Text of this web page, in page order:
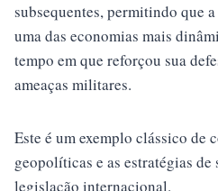
subsequentes, permitindo que
uma das economias mais
tempo em que reforçou sua
ameaças militares.
Este é um exemplo clássico de
geopolíticas e as estratégias
legislação internacional.